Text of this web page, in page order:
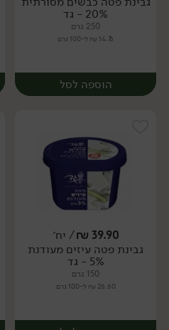
יח׳
20% - גד
250 גרם
14.76 ₪ ל-100 גרם
הוספה לסל
יח׳
39.90
₪/ יח׳
גבינת פטה עיזים מעודנת
5% - גד
150 גרם
26.60 ₪ ל-100 גרם